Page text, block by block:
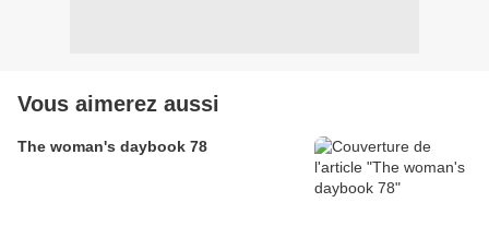
Vous aimerez aussi
The woman's daybook 78